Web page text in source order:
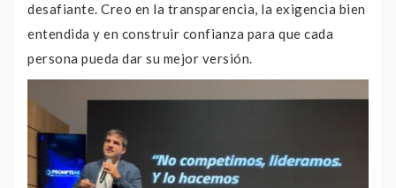
desafiante. Creo en la transparencia, la exigencia bien
entendida y en construir confianza para que cada
persona pueda dar su mejor versión.